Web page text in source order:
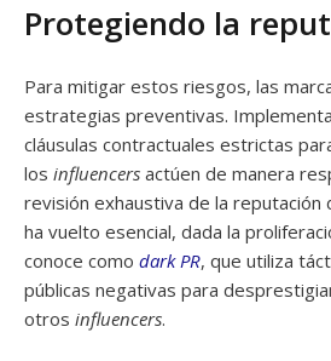
Protegiendo la
Para mitigar estos riesgos, las
estrategias preventivas.
cláusulas contractuales estrictas
los influencers actúen de manera
revisión exhaustiva de la reputación
ha vuelto esencial, dada la
conoce como dark PR, que utiliza
públicas negativas para
otros influencers.